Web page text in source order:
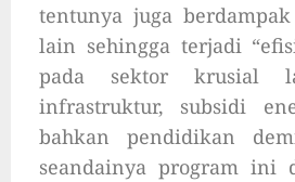
tentunya juga
lain sehingga terjadi
pada sektor krusial
infrastruktur, subsidi
bahkan pendidikan
seandainya program ini